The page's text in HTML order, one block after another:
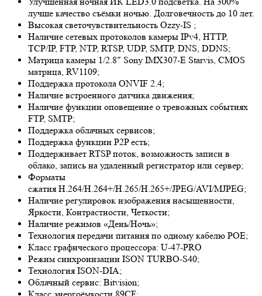
лучше качество съёмки ночью. Долговечность до 10 лет.
Высокая светочувствительность Ozzy-IS ;
Наличие сетевых протоколов камеры IPv4, HTTP,
TCP/IP, FTP, NTP, RTSP, UDP, SMTP, DNS, DDNS;
Матрица камеры 1/2.8″ Sony IMX307-E Starvis, CMOS
матрица, RV1109;
Поддержка протокола ONVIF 2.4;
Наличие встроенного датчика движения;
Наличие функции оповещение о тревожных событиях
FTP, SMTP;
Поддержка облачных сервисов;
Поддержка функции P2P есть;
Поддерживает RTSP поток, возможность записи в
облако, запись на удаленный регистратор или сервер;
Форматы
сжатия H.264/H.264+/H.265/H.265+/JPEG/AVI/MJPEG;
Наличие регулировок изображения насыщенности,
Яркости, Контрастности, Четкости;
Наличие режимов «День/Ночь»;
Технология передачи питания по одному кабелю POE;
Класс графического процессора: U-47-PRO
Режим синхронизации ISON TURBO-S40;
Технология ISON-DIA;
Облачный сервис: Bitvision;
Класс энергоёмкости 89CF;